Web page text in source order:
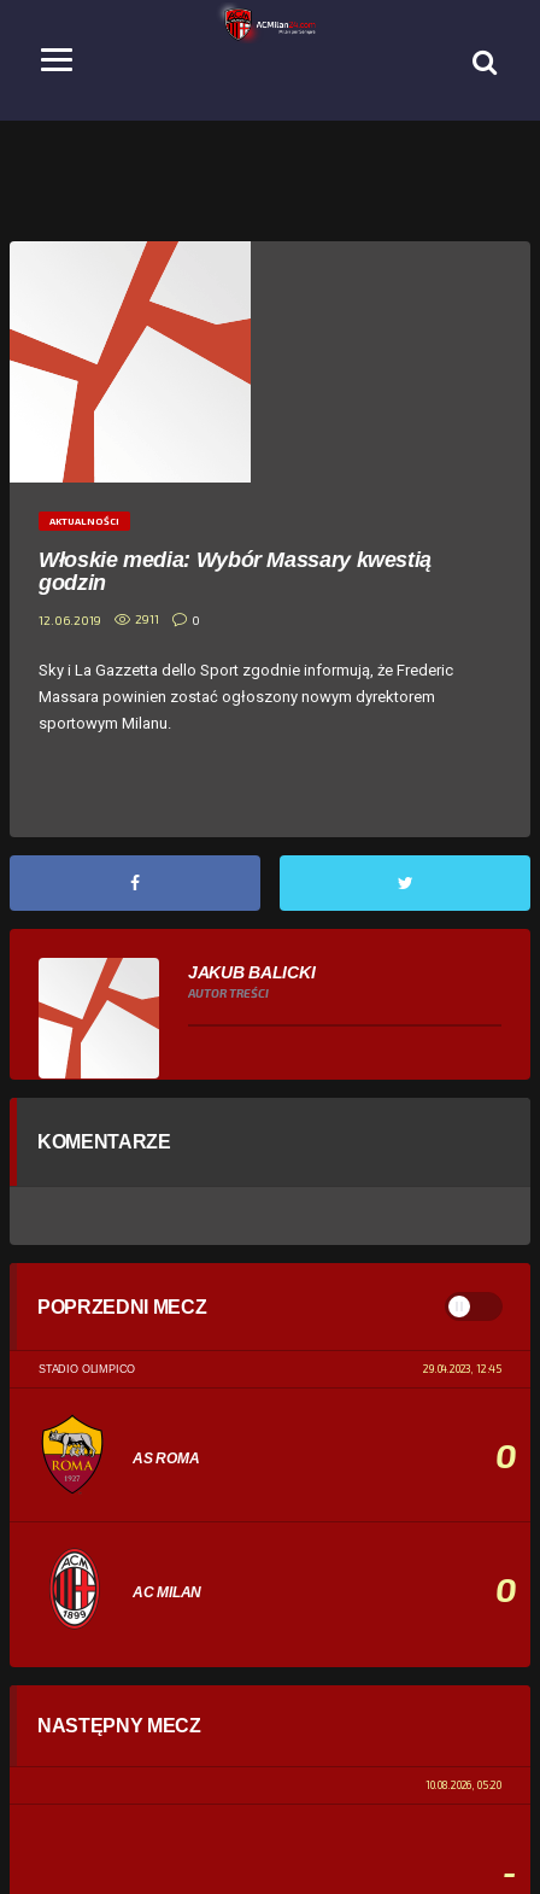
AKTUALNOŚCI
Włoskie media: Wybór Massary kwestią
godzin
12.06.2019 2911 0
Sky i La Gazzetta dello Sport zgodnie informują, że Frederic
Massara powinien zostać ogłoszony nowym dyrektorem
sportowym Milanu.
JAKUB BALICKI
AUTOR TREŚCI
KOMENTARZE
POPRZEDNI MECZ
STADIO OLIMPICO 29.04.2023, 12:45
AS ROMA 0
AC MILAN 0
STATYSTYKI
0% 100%
NASTĘPNY MECZ
10.08.2026, 05:20
-